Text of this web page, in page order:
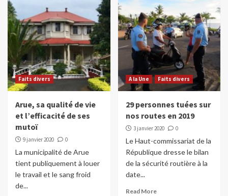
Faits divers
Arue, sa qualité de vie
et l’efficacité de ses
mutoï
9 janvier 2020 0
La municipalité de Arue
tient publiquement à louer
le travail et le sang froid
de...
A la Une Faits divers
29 personnes tuées sur
nos routes en 2019
3 janvier 2020 0
Le Haut-commissariat de la
République dresse le bilan
de la sécurité routière à la
date...
Read More